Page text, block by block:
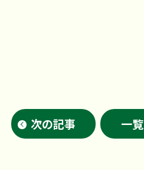
次の記事 一覧